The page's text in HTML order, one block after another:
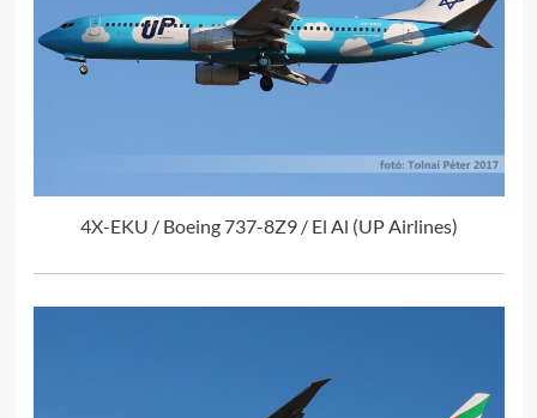
4X-EKU / Boeing 737-8Z9 / El Al (UP Airlines)